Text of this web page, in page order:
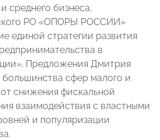
среднего бизнеса,
РО «ОПОРЫ РОССИИ»
единой стратегии развития
в
Предложения Дмитрия
сфер малого и
снижения фискальной
взаимодействия с властными
и популяризации